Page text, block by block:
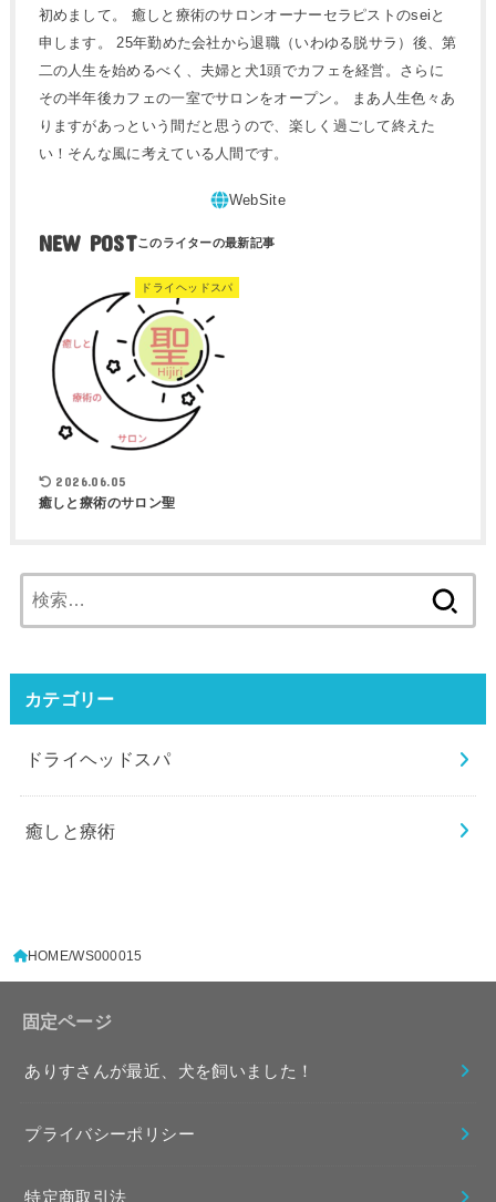
初めまして。 癒しと療術のサロンオーナーセラピストのseiと
申します。 25年勤めた会社から退職（いわゆる脱サラ）後、第
二の人生を始めるべく、夫婦と犬1頭でカフェを経営。さらに
その半年後カフェの一室でサロンをオープン。 まあ人生色々あ
りますがあっという間だと思うので、楽しく過ごして終えた
い！そんな風に考えている人間です。
NEW POST
ドライヘッドスパ
2026.06.05
癒しと療術のサロン聖
索:
カテゴリー
ドライヘッドスパ
癒しと療術
HOME WS000015
固定ページ
ありすさんが最近、犬を飼いました！
プライバシーポリシー
特定商取引法